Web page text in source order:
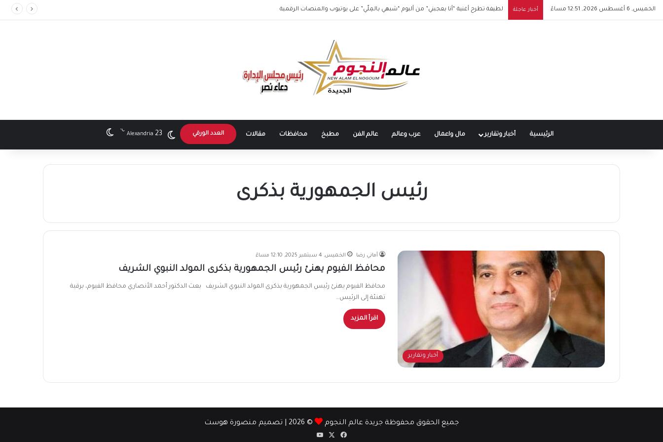
الخميس, 6 أغسطس 2026, 12:51 مساءً أخبار عاجلة لطيفة تطرح أغنية “أنا بعجبني” من ألبوم “شبهي بالمِلّي” على يوتيوب والمنصات الرقمية
الرئيسية أخبار وتقارير مال واعمال عرب وعالم عالم الفن مطبخ محافظات مقالات العدد الورقي Alexandria 23
℃ الوضع المظلم
رئيس الجمهورية بذكرى
أخبار وتقارير
أماني رضا الخميس, 4 سبتمبر 2025, 12:10 مساءً
محافظ الفيوم يهنئ رئيس الجمهورية بذكرى المولد النبوي الشريف
محافظ الفيوم يهنئ رئيس الجمهورية بذكرى المولد النبوي الشريف بعث الدكتور أحمد الأنصاري محافظ الفيوم، برقية
تهنئة إلى الرئيس…
اقرأ المزيد
جميع الحقوق محفوظة جريدة عالم النجوم © 2026 | تصميم منصورة هوست
فيسبوك‫YouTube